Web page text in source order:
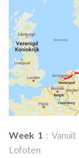
Week 1 :
Lofoten